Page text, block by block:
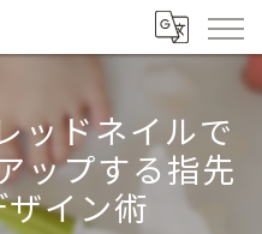
ッドネイルで
ップする指先
イン術